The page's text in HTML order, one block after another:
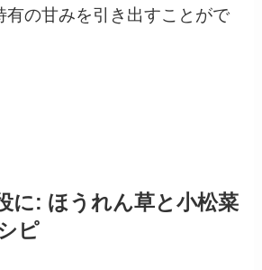
有の甘みを引き出すことがで
に: ほうれん草と小松菜
ピ